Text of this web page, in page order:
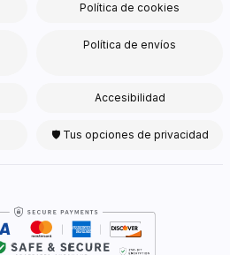
Política de cookies
Política de envíos
Accesibilidad
🛡 Tus opciones de privacidad